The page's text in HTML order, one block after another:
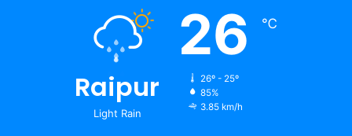
Raipur
Light Rain
26 ℃
26º - 25º
85%
3.85 km/h